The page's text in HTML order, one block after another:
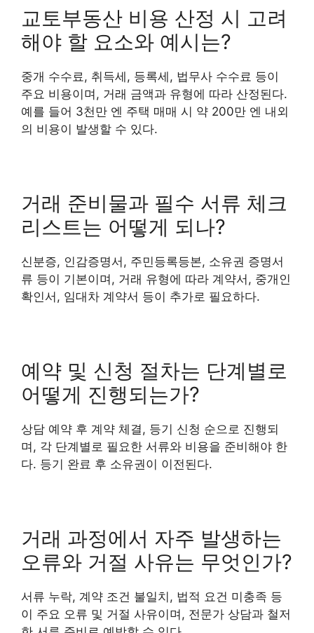
교토부동산 비용 산정 시 고려
해야 할 요소와 예시는?
중개 수수료, 취득세, 등록세, 법무사 수수료 등이
주요 비용이며, 거래 금액과 유형에 따라 산정된다.
예를 들어 3천만 엔 주택 매매 시 약 200만 엔 내외
의 비용이 발생할 수 있다.
거래 준비물과 필수 서류 체크
리스트는 어떻게 되나?
신분증, 인감증명서, 주민등록등본, 소유권 증명서
류 등이 기본이며, 거래 유형에 따라 계약서, 중개인
확인서, 임대차 계약서 등이 추가로 필요하다.
예약 및 신청 절차는 단계별로
어떻게 진행되는가?
상담 예약 후 계약 체결, 등기 신청 순으로 진행되
며, 각 단계별로 필요한 서류와 비용을 준비해야 한
다. 등기 완료 후 소유권이 이전된다.
거래 과정에서 자주 발생하는
오류와 거절 사유는 무엇인가?
서류 누락, 계약 조건 불일치, 법적 요건 미충족 등
이 주요 오류 및 거절 사유이며, 전문가 상담과 철저